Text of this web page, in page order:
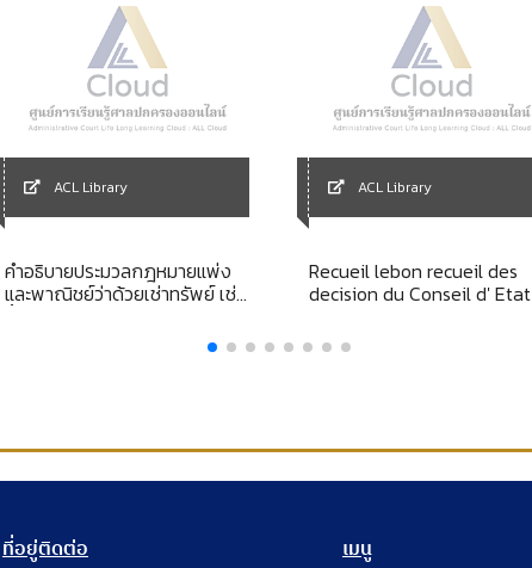
ACL Library
คำอธิบายประมวลกฎหมายแพ่ง
และพาณิชย์ว่าด้วยเช่าทรัพย์ เช่า
ACL Library
Recueil lebon recueil des
decision du Conseil d' Etat
ที่อยู่ติดต่อ
เมนู